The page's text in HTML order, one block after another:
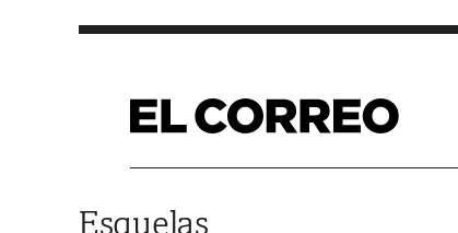
Esquelas